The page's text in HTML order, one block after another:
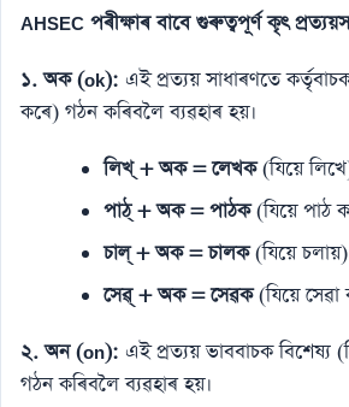
AHSEC পৰীক্ষাৰ বাবে গুৰুত্বপূৰ্ণ কৃৎ
১. অক (ok): এই প্ৰত্যয় সাধাৰণতে
কৰে) গঠন কৰিবলৈ ব্যৱহাৰ হয়।
লিখ্ + অক = লেখক(যিয়ে
পাঠ্ + অক = পাঠক(যিয়ে পাঠ
চাল্ + অক = চালক(যিয়ে চলায়)
সেৱ্ + অক = সেৱক(যিয়ে সেৱা
২. অন (on): এই প্ৰত্যয় ভাববাচক বিশেষ্য
গঠন কৰিবলৈ ব্যৱহাৰ হয়।